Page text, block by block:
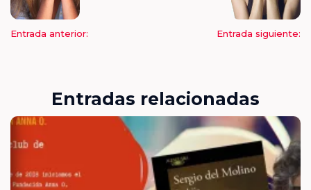
Entrada anterior: Entrada siguiente:
Entradas relacionadas